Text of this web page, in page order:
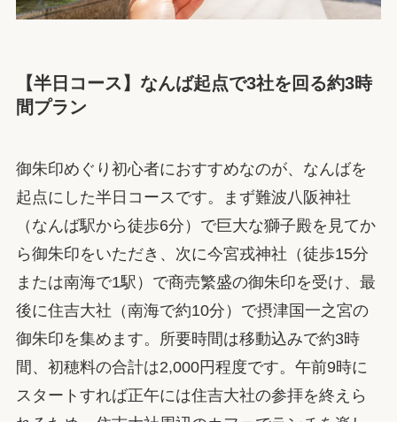
【半日コース】なんば起点で3社を回る約3時
間プラン
御朱印めぐり初心者におすすめなのが、なんばを
起点にした半日コースです。まず難波八阪神社
（なんば駅から徒歩6分）で巨大な獅子殿を見てか
ら御朱印をいただき、次に今宮戎神社（徒歩15分
または南海で1駅）で商売繁盛の御朱印を受け、最
後に住吉大社（南海で約10分）で摂津国一之宮の
御朱印を集めます。所要時間は移動込みで約3時
間、初穂料の合計は2,000円程度です。午前9時に
スタートすれば正午には住吉大社の参拝を終えら